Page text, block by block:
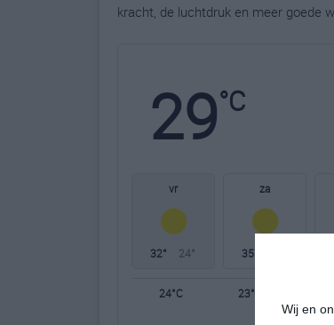
Wij en
kracht, de luchtdruk en meer goede
29°C
vr
32° 24°
za
35°
24°C 23°C